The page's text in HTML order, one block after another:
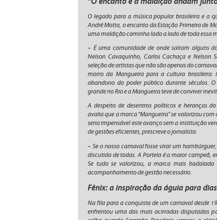
O legado para a música popular brasileira e a
André Motta, o encanto da Estação Primeira de
uma maldição caminha lado a lado de toda essa
– É uma comunidade de onde saíram alguns
Nelson Cavaquinho, Carlos Cachaça e Nelson
seleção de artistas que não são apenas do
morro da Mangueira para a cultura
abandono do poder público durante séculos.
grande no Rio e a Mangueira teve de conviver
A despeito de desentros políticos e heranças
avalia que a marca "Mangueira" se valorizou
seria impensável este avanço sem a instituição
de gestões eficientes, prescreve o jornalista:
– Se o nosso carnaval fosse virar um
discutida de todas. A Portela é a maior
Se tudo se valorizou, a marca mais
acompanhamento de gestão necessário.
Fênix: a inspiração da águia para
Na fila para a conquista de um carnaval desde
enfrentou uma das mais acirradas disputadas